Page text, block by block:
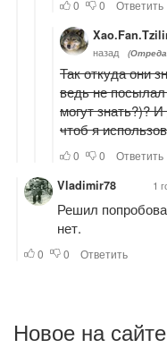
Новое на сайте